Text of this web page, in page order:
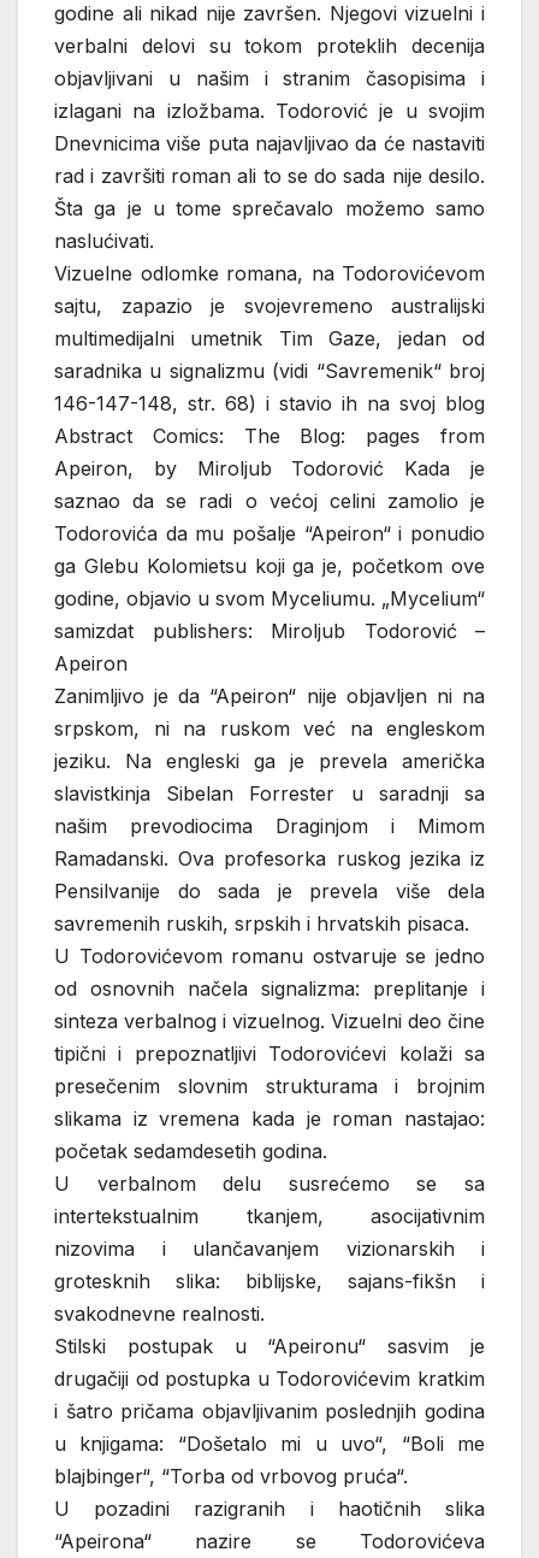
godine ali nikad nije završen. Njegovi vizuelni i
verbalni delovi su tokom proteklih decenija
objavljivani u našim i stranim časopisima i
izlagani na izložbama. Todorović je u svojim
Dnevnicima više puta najavljivao da će nastaviti
rad i završiti roman ali to se do sada nije desilo.
Šta ga je u tome sprečavalo možemo samo
naslućivati.
Vizuelne odlomke romana, na Todorovićevom
sajtu, zapazio je svojevremeno australijski
multimedijalni umetnik Tim Gaze, jedan od
saradnika u signalizmu (vidi “Savremenik“ broj
146-147-148, str. 68) i stavio ih na svoj blog
Abstract Comics: The Blog: pages from
Apeiron, by Miroljub Todorović Kada je
saznao da se radi o većoj celini zamolio je
Todorovića da mu pošalje “Apeiron“ i ponudio
ga Glebu Kolomietsu koji ga je, početkom ove
godine, objavio u svom Myceliumu. „Mycelium“
samizdat publishers: Miroljub Todorović –
Apeiron
Zanimljivo je da “Apeiron“ nije objavljen ni na
srpskom, ni na ruskom već na engleskom
jeziku. Na engleski ga je prevela američka
slavistkinja Sibelan Forrester u saradnji sa
našim prevodiocima Draginjom i Mimom
Ramadanski. Ova profesorka ruskog jezika iz
Pensilvanije do sada je prevela više dela
savremenih ruskih, srpskih i hrvatskih pisaca.
U Todorovićevom romanu ostvaruje se jedno
od osnovnih načela signalizma: preplitanje i
sinteza verbalnog i vizuelnog. Vizuelni deo čine
tipični i prepoznatljivi Todorovićevi kolaži sa
presečenim slovnim strukturama i brojnim
slikama iz vremena kada je roman nastajao:
početak sedamdesetih godina.
U verbalnom delu susrećemo se sa
intertekstualnim tkanjem, asocijativnim
nizovima i ulančavanjem vizionarskih i
grotesknih slika: biblijske, sajans-fikšn i
svakodnevne realnosti.
Stilski postupak u “Apeironu“ sasvim je
drugačiji od postupka u Todorovićevim kratkim
i šatro pričama objavljivanim poslednjih godina
u knjigama: “Došetalo mi u uvo“, “Boli me
blajbinger“, “Torba od vrbovog pruća“.
U pozadini razigranih i haotičnih slika
“Apeirona“ nazire se Todorovićeva